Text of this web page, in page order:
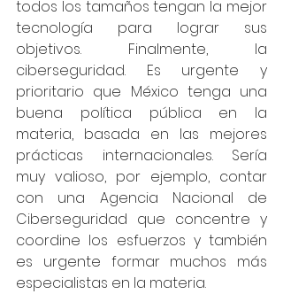
todos los tamaños tengan la mejor
tecnología para lograr sus
objetivos. Finalmente, la
ciberseguridad. Es urgente y
prioritario que México tenga una
buena política pública en la
materia, basada en las mejores
prácticas internacionales. Sería
muy valioso, por ejemplo, contar
con una Agencia Nacional de
Ciberseguridad que concentre y
coordine los esfuerzos y también
es urgente formar muchos más
especialistas en la materia.